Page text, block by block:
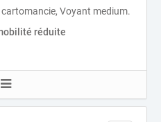
Voyant medium.
réduite